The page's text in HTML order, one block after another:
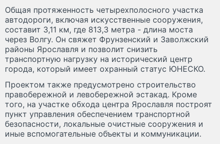
Общая протяженность четырехполосного участка
автодороги, включая искусственные сооружения,
составит 3,11 км, где 813,3 метра - длина моста
через Волгу. Он свяжет Фрунзенский и Заволжский
районы Ярославля и позволит снизить
транспортную нагрузку на исторический центр
города, который имеет охранный статус ЮНЕСКО.
Проектом также предусмотрено строительство
правобережной и левобережной эстакад. Кроме
того, на участке обхода центра Ярославля построят
пункт управления обеспечением транспортной
безопасности, локальные очистные сооружения и
иные вспомогательные объекты и коммуникации.